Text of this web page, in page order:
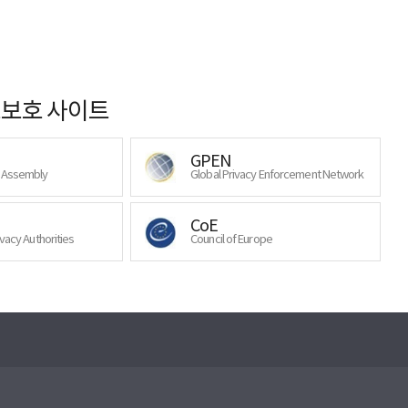
호 사이트
GPEN
Global Privacy Enforcement Network
Authorities
CoE
Council of Europe